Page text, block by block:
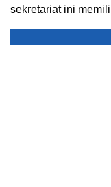
sekretariat ini